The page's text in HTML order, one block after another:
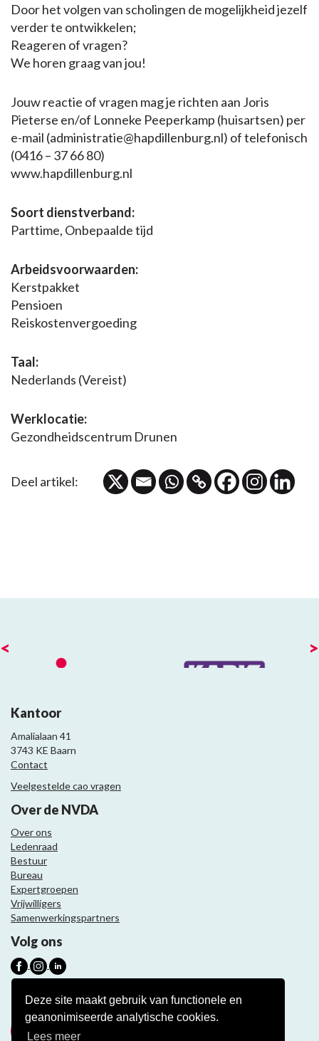
Deze site maakt gebruik van functionele en
geanonimiseerde analytische cookies.
Lees meer
Door het volgen van scholingen de mogelijkheid jezelf
verder te ontwikkelen;
Reageren of vragen?
We horen graag van jou!
Jouw reactie of vragen mag je richten aan Joris
Pieterse en/of Lonneke Peeperkamp (huisartsen) per
e-mail (administratie@hapdillenburg.nl) of telefonisch
(0416 – 37 66 80)
www.hapdillenburg.nl
Soort dienstverband:
Parttime, Onbepaalde tijd
Arbeidsvoorwaarden:
Kerstpakket
Pensioen
Reiskostenvergoeding
Taal:
Nederlands (Vereist)
Werklocatie:
Gezondheidscentrum Drunen
Deel artikel:
< >
Kantoor
Amalialaan 41
3743 KE Baarn
Contact
Veelgestelde cao vragen
Over de NVDA
Over ons
Ledenraad
Bestuur
Bureau
Expertgroepen
Vrijwilligers
Samenwerkingspartners
Volg ons
Nieuwsbrief
Meld je aan